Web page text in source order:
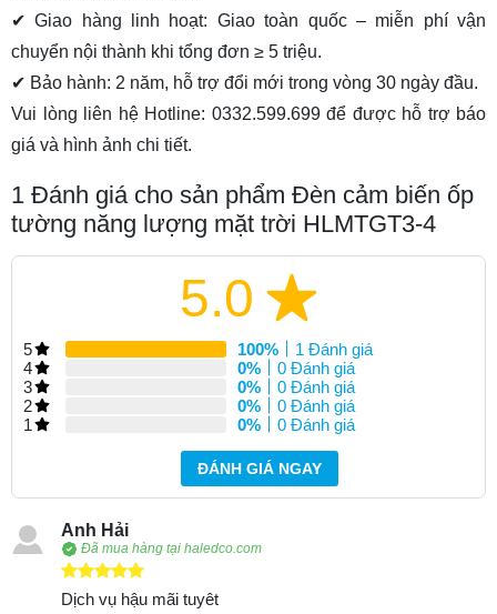
✔ Giao hàng linh hoạt: Giao toàn quốc – miễn phí vận
chuyển nội thành khi tổng đơn ≥ 5 triệu.
✔ Bảo hành: 2 năm, hỗ trợ đổi mới trong vòng 30 ngày đầu.
Vui lòng liên hệ Hotline: 0332.599.699 để được hỗ trợ báo
giá và hình ảnh chi tiết.
1 Đánh giá cho sản phẩm Đèn cảm biến ốp
tường năng lượng mặt trời HLMTGT3-4
5.0
5 100%
1 Đánh giá
4
0%
0 Đánh giá
3
0%
0 Đánh giá
2
0%
0 Đánh giá
1
0% 0 Đánh giá
ĐÁNH GIÁ NGAY
Anh Hải
Đã mua hàng tại haledco.com
Dịch vụ hậu mãi tuyêt